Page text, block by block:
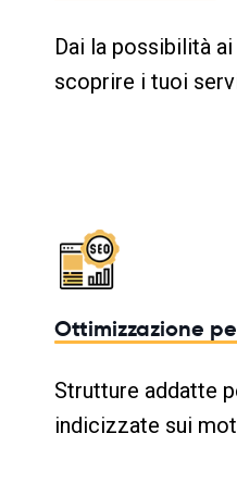
Dai la possibilità
scoprire i tuoi
Ottimizzazione
Strutture addatte
indicizzate sui